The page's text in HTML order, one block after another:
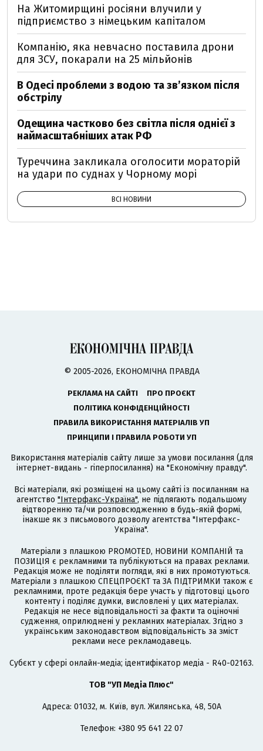
На Житомирщині росіяни влучили у
підприємство з німецьким капіталом
Компанію, яка невчасно поставила дрони
для ЗСУ, покарали на 25 мільйонів
В Одесі проблеми з водою та звʼязком після
обстрілу
Одещина частково без світла після однієї з
наймасштабніших атак РФ
Туреччина закликала оголосити мораторій
на удари по суднах у Чорному морі
ВСІ НОВИНИ
© 2005-2026, ЕКОНОМІЧНА ПРАВДА
РЕКЛАМА НА САЙТІ
ПРО ПРОЄКТ
ПОЛІТИКА КОНФІДЕНЦІЙНОСТІ
ПРАВИЛА ВИКОРИСТАННЯ МАТЕРІАЛІВ УП
ПРИНЦИПИ І ПРАВИЛА РОБОТИ УП
Використання матеріалів сайту лише за умови посилання (для
інтернет-видань - гіперпосилання) на "Економічну правду".
Всі матеріали, які розміщені на цьому сайті із посиланням на
агентство "Інтерфакс-Україна", не підлягають подальшому
відтворенню та/чи розповсюдженню в будь-якій формі,
інакше як з письмового дозволу агентства "Інтерфакс-
Україна".
Матеріали з плашкою PROMOTED, НОВИНИ КОМПАНІЙ та
ПОЗИЦІЯ є рекламними та публікуються на правах реклами.
Редакція може не поділяти погляди, які в них промотуються.
Матеріали з плашкою СПЕЦПРОЄКТ та ЗА ПІДТРИМКИ також є
рекламними, проте редакція бере участь у підготовці цього
контенту і поділяє думки, висловлені у цих матеріалах.
Редакція не несе відповідальності за факти та оціночні
судження, оприлюднені у рекламних матеріалах. Згідно з
українським законодавством відповідальність за зміст
реклами несе рекламодавець.
Cубєкт у сфері онлайн-медіа; ідентифікатор медіа - R40-02163.
ТОВ "УП Медіа Плюс"
Адреса: 01032, м. Київ, вул. Жилянська, 48, 50А
Телефон: +380 95 641 22 07